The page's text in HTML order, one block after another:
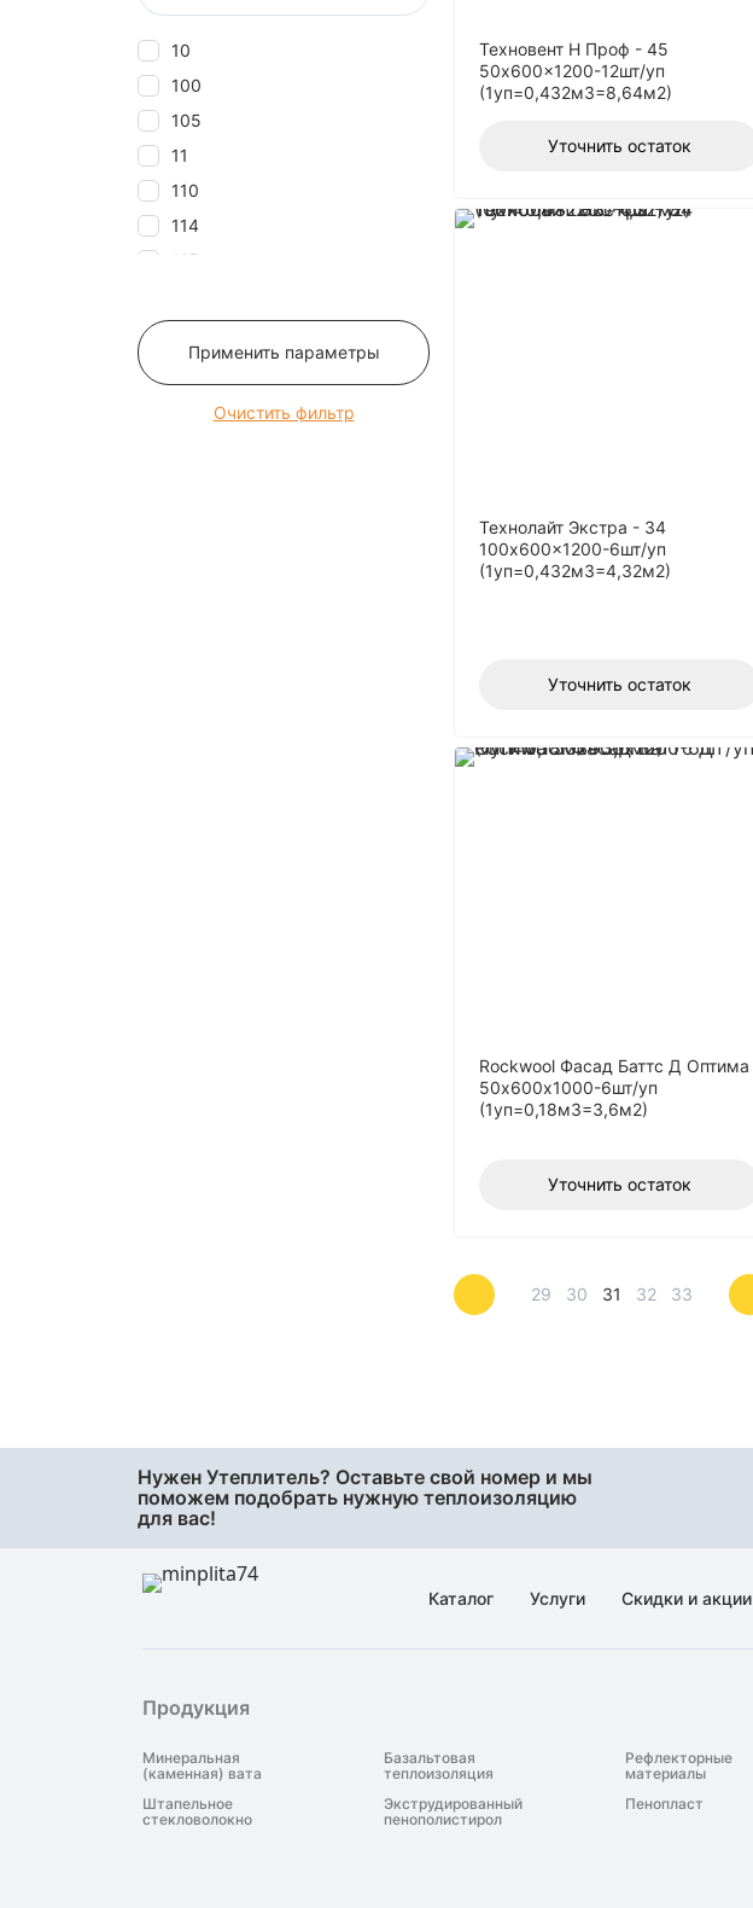
10
100
105
11
110
114
115
125
60
70
75
Применить параметры
Очистить фильтр
Техновент Н Проф - 45
50x600x1200-12шт/уп
(1уп=0,432м3=8,64м2)
Уточнить остаток
Технолайт Экстра - 34
100x600x1200-6шт/уп
(1уп=0,432м3=4,32м2)
Уточнить остаток
Rockwool Фасад Баттс Д Оптима
50х600х1000-6шт/уп
(1уп=0,18м3=3,6м2)
Уточнить остаток
29 30 31 32 33
Нужен Утеплитель? Оставьте свой номер и мы
поможем подобрать нужную теплоизоляцию
для вас!
Каталог Услуги Скидки и акции
Продукция
Минеральная
(каменная) вата
Базальтовая
теплоизоляция
Рефлекторные
материалы
Штапельное
стекловолокно
Экструдированный
пенополистирол
Пенопласт